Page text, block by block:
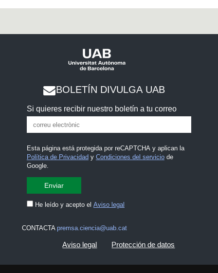
BOLETÍN DIVULGA UAB
Si quieres recibir nuestro boletín a tu correo
Esta página está protegida por reCAPTCHA y aplican la
Política de Privacidad y Condiciones del serviciode
Google.
He leído y acepto el Aviso legal
CONTACTA premsa.ciencia@uab.cat
Aviso legal Protección de datos